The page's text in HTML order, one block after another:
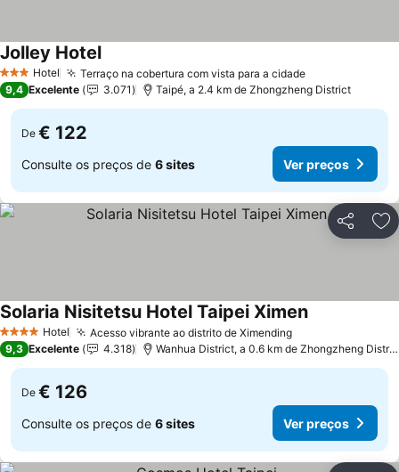
3 EstrelasHotel Terraço na cobertura com vista para a cidade
Jolley Hotel
9,4 Excelente 3.071 Taipé, a 2.4 km de Zhongzheng District
De € 122
Consulte os preços de 6 sites Ver preços
Partilhar
4 EstrelasHotel Acesso vibrante ao distrito de Ximending
Solaria Nisitetsu Hotel Taipei Ximen
9,3 Excelente 4.318 Wanhua District, a 0.6 km de Zhongzheng District
De € 126
Consulte os preços de 6 sites Ver preços